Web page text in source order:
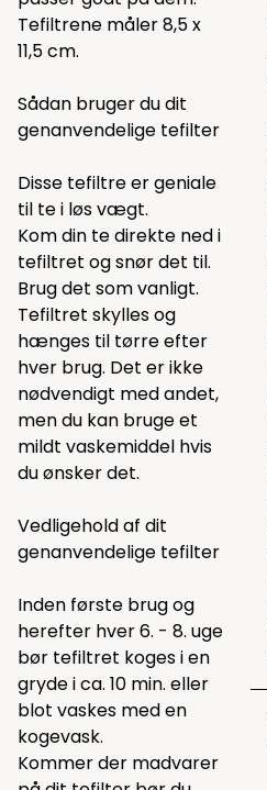
Tefiltrene måler 8,5 x
11,5 cm.
Sådan bruger du dit
genanvendelige tefilter
Disse tefiltre er geniale
til te i løs vægt.
Kom din te direkte ned i
tefiltret og snør det til.
Brug det som vanligt.
Tefiltret skylles og
hænges til tørre efter
hver brug. Det er ikke
nødvendigt med andet,
men du kan bruge et
mildt vaskemiddel hvis
du ønsker det.
Vedligehold af dit
genanvendelige tefilter
Inden første brug og
herefter hver 6. - 8. uge
bør tefiltret koges i en
gryde i ca. 10 min. eller
blot vaskes med en
kogevask.
Kommer der madvarer